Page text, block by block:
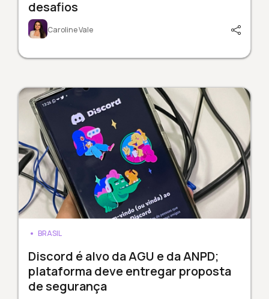
desafios
Caroline Vale
BRASIL
Discord é alvo da AGU e da ANPD;
plataforma deve entregar proposta
de segurança